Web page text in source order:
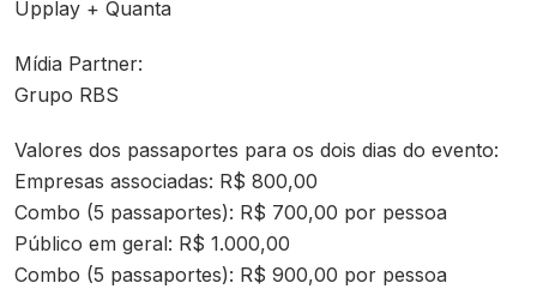
Upplay + Quanta
Mídia Partner:
Grupo RBS
Valores dos passaportes para os dois dias do evento:
Empresas associadas: R$ 800,00
Combo (5 passaportes): R$ 700,00 por pessoa
Público em geral: R$ 1.000,00
Combo (5 passaportes): R$ 900,00 por pessoa